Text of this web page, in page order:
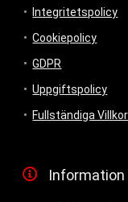
Integritetspolicy
Cookiepolicy
GDPR
Uppgiftspolicy
Fullständiga Villkor
Information